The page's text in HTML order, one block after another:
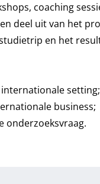
coaching
deel uit van het
en het
setting;
business;
onderzoeksvraag.